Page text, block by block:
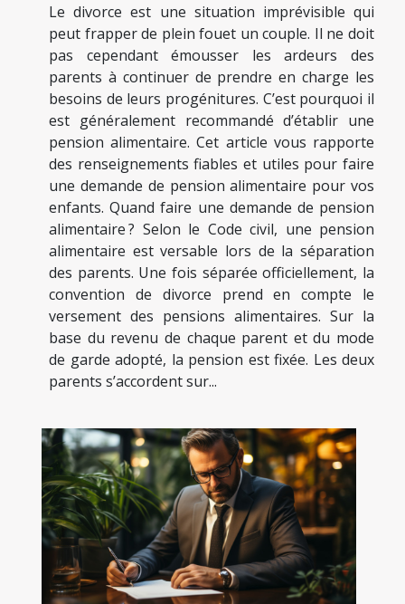
Le divorce est une situation imprévisible qui
peut frapper de plein fouet un couple. Il ne doit
pas cependant émousser les ardeurs des
parents à continuer de prendre en charge les
besoins de leurs progénitures. C’est pourquoi il
est généralement recommandé d’établir une
pension alimentaire. Cet article vous rapporte
des renseignements fiables et utiles pour faire
une demande de pension alimentaire pour vos
enfants. Quand faire une demande de pension
alimentaire ? Selon le Code civil, une pension
alimentaire est versable lors de la séparation
des parents. Une fois séparée officiellement, la
convention de divorce prend en compte le
versement des pensions alimentaires. Sur la
base du revenu de chaque parent et du mode
de garde adopté, la pension est fixée. Les deux
parents s’accordent sur...